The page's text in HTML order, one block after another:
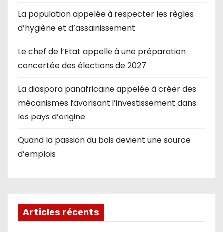
La population appelée à respecter les règles
d’hygiène et d’assainissement
Le chef de l’Etat appelle à une préparation
concertée des élections de 2027
La diaspora panafricaine appelée à créer des
mécanismes favorisant l’investissement dans
les pays d’origine
Quand la passion du bois devient une source
d’emplois
Articles récents